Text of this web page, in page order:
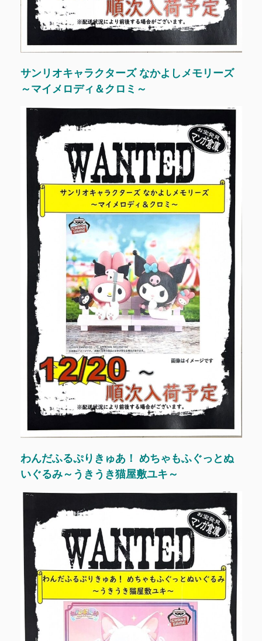
サンリオキャラクターズ なかよしメモリーズ
～マイメロディ＆クロミ～
わんだふるぷりきゅあ！ めちゃもふぐっとぬ
いぐるみ～うきうき猫屋敷ユキ～